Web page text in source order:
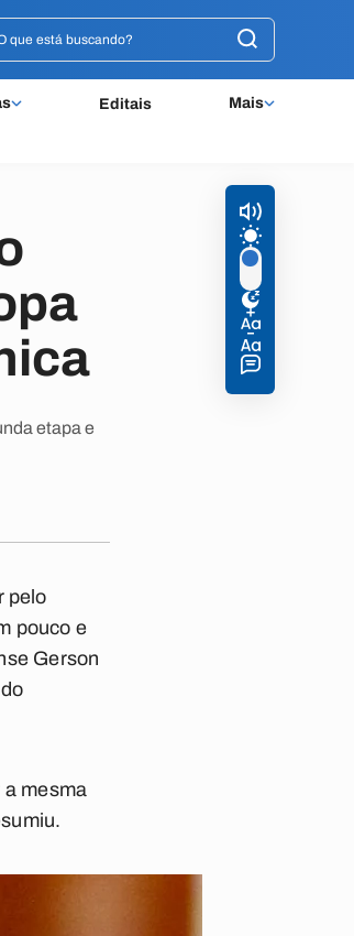
Editais Mais
etapa e
pelo
pouco e
Gerson
a mesma